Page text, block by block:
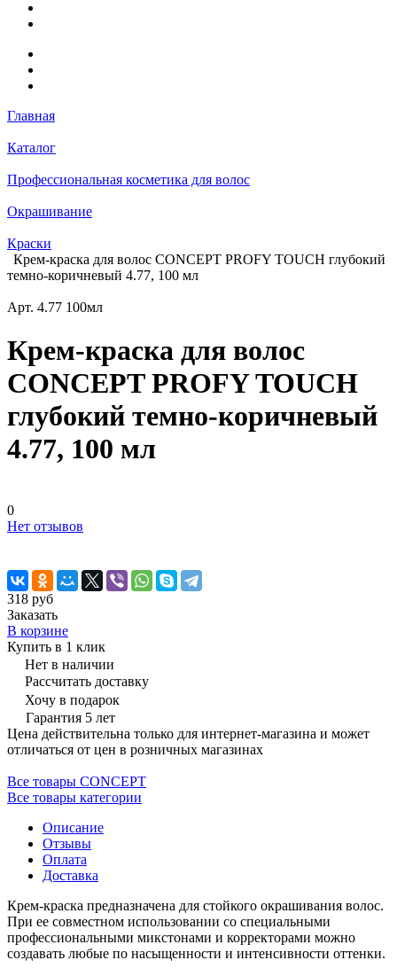
Главная
Каталог
Профессиональная косметика для волос
Окрашивание
Краски
Крем-краска для волос CONCEPT PROFY TOUCH глубокий
темно-коричневый 4.77, 100 мл
Арт. 4.77 100мл
Крем-краска для волос
CONCEPT PROFY TOUCH
глубокий темно-коричневый
4.77, 100 мл
0
Нет отзывов
318 руб
Заказать
В корзине
Купить в 1 клик
Нет в наличии
Рассчитать доставку
Хочу в подарок
Гарантия 5 лет
Цена действительна только для интернет-магазина и может
отличаться от цен в розничных магазинах
Все товары CONCEPT
Все товары категории
Описание
Отзывы
Оплата
Доставка
Крем-краска предназначена для стойкого окрашивания волос.
При ее совместном использовании со специальными
профессиональными микстонами и корректорами можно
создавать любые по насыщенности и интенсивности оттенки.